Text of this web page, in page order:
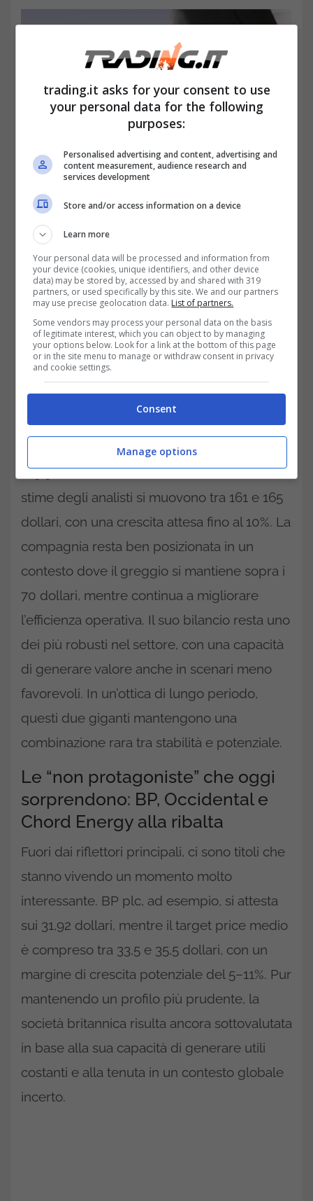
Perché le grandi dell’energia USA tornano a far parlare di
Anche Chevron, con un prezzo attuale di
149,92 dollari, mostra una struttura solida. Le
stime degli analisti si muovono tra 161 e 165
dollari, con una crescita attesa fino al 10%. La
compagnia resta ben posizionata in un
contesto dove il greggio si mantiene sopra i
70 dollari, mentre continua a migliorare
l’efficienza operativa. Il suo bilancio resta uno
dei più robusti nel settore, con una capacità
di generare valore anche in scenari meno
favorevoli. In un’ottica di lungo periodo,
questi due giganti mantengono una
combinazione rara tra stabilità e potenziale.
Le “non protagoniste” che oggi
sorprendono: BP, Occidental e
Chord Energy alla ribalta
Fuori dai riflettori principali, ci sono titoli che
stanno vivendo un momento molto
interessante. BP plc, ad esempio, si attesta
sui 31,92 dollari, mentre il target price medio
è compreso tra 33,5 e 35,5 dollari, con un
margine di crescita potenziale del 5–11%. Pur
mantenendo un profilo più prudente, la
società britannica risulta ancora sottovalutata
in base alla sua capacità di generare utili
costanti e alla tenuta in un contesto globale
incerto.
trading.it asks for your consent to use
your personal data for the following
purposes:
Personalised advertising and content, advertising and
content measurement, audience research and
services development
Store and/or access information on a device
Learn more
Your personal data will be processed and information from
your device (cookies, unique identifiers, and other device
data) may be stored by, accessed by and shared with 319
partners, or used specifically by this site. We and our partners
may use precise geolocation data. List of partners.
Some vendors may process your personal data on the basis
of legitimate interest, which you can object to by managing
your options below. Look for a link at the bottom of this page
or in the site menu to manage or withdraw consent in privacy
and cookie settings.
Consent
Manage options